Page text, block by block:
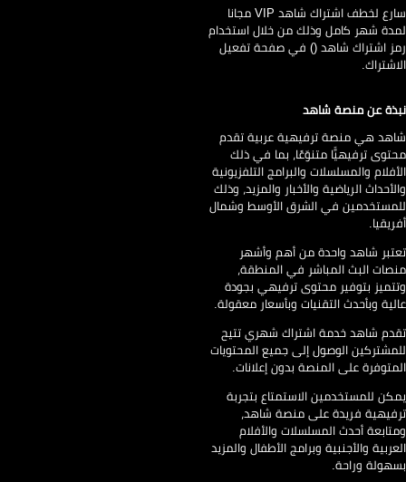
سارع لخطف اشتراك شاهد VIP مجانا
شهر كامل وذلك من خلال استخدام
اشتراك شاهد () في صفحة تفعيل
عن منصة شاهد
هي منصة ترفيهية عربية تقدم
ترفيهيًّا متنوّعًا، بما في ذلك
والمسلسلات والبرامج التلفزيونية
الرياضية والأخبار والمزيد، وذلك
في الشرق الأوسط وشمال
شاهد واحدة من أهم وأشهر
البث المباشر في المنطقة،
بتوفير محتوى ترفيهي بجودة
وبأحدث التقنيات وبأسعار معقولة.
شاهد خدمة اشتراك شهري تتيح
الوصول إلى جميع المحتويات
على المنصة بدون إعلانات.
للمستخدمين الاستمتاع بتجربة
فريدة على منصة شاهد،
أحدث المسلسلات والأفلام
والأجنبية وبرامج الأطفال والمزيد
وراحة.